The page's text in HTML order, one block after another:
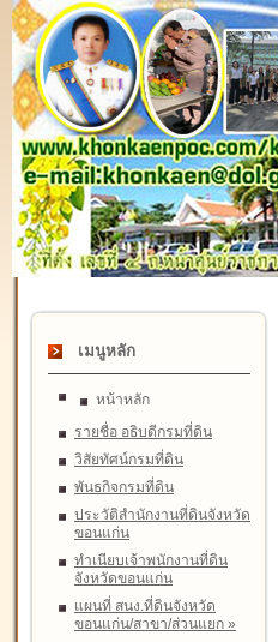
เมนูหลัก
หน้าหลัก
รายชื่อ อธิบดีกรมที่ดิน
วิสัยทัศน์กรมที่ดิน
พันธกิจกรมที่ดิน
ประวัติสำนักงานที่ดินจังหวัด
ขอนแก่น
ทำเนียบเจ้าพนักงานที่ดิน
จังหวัดขอนแก่น
แผนที่ สนง.ที่ดินจังหวัด
ขอนแก่น/สาขา/ส่วนแยก »